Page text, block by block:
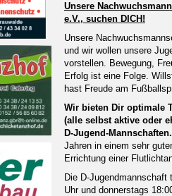
Unsere
e.V., suchen DICH!
Unsere
und wir wollen unsere
vorstellen. Bewegung,
Erfolg ist eine Folge.
hast Freude am
Wir bieten Dir optimale
(alle selbst aktive oder
D-Jugend-Mannschaften.
Jahren in einem sehr
Errichtung einer
Die D-
Uhr und donnerstags